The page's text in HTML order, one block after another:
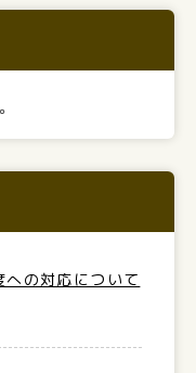
の対応について